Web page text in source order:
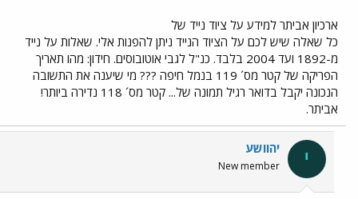
ארכיון אביתר למידע על ציוד נייד של
כל שאלה שיש לכם על הציוד הנייד ניתן להפנות אלי. שאלות על נייד
מ-1892 ועד 2004 בלבד. כנ"ל לגבי אוטובוסים. חידון: מהו תאריך
הפריקה של קטר מס´ 119 בנמל חיפה ??? מי שיענה את התשובה
הנכונה יקבל בדואר רגיל תמונה של... קטר מס´ 118 נדירה ביותר!
אביתר.
י יהוושע
New member